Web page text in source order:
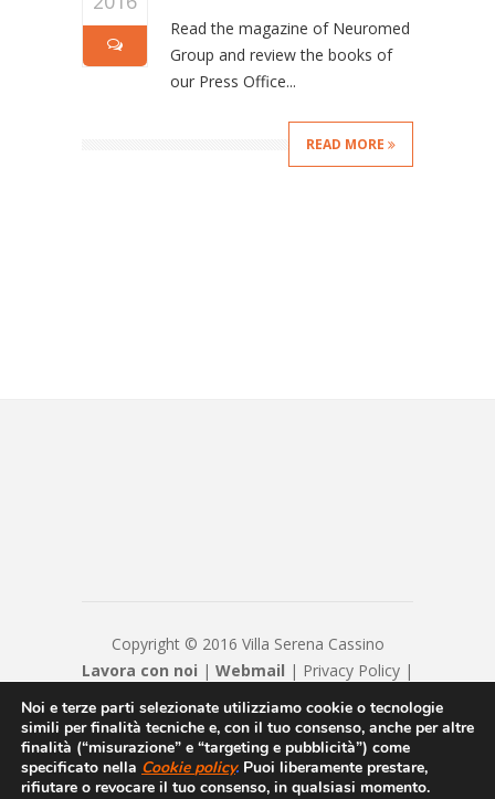
Read the magazine of Neuromed
Group and review the books of
our Press Office...
READ MORE
Copyright © 2016 Villa Serena Cassino
Lavora con noi | Webmail | Privacy Policy |
Privacy | Disclaimer| Contatti |Credits
Casa di Cura VILLA SERENA S.R.L. Cap. Soc. €
20800 - Numero REA FR - 23932 - P.IVA/Cod.
Fiscale 00250370608 -
Noi e terze parti selezionate utilizziamo cookie o tecnologie
simili per finalità tecniche e, con il tuo consenso, anche per altre
finalità (“misurazione” e “targeting e pubblicità”) come
specificato nella Cookie policy. Puoi liberamente prestare,
rifiutare o revocare il tuo consenso, in qualsiasi momento.